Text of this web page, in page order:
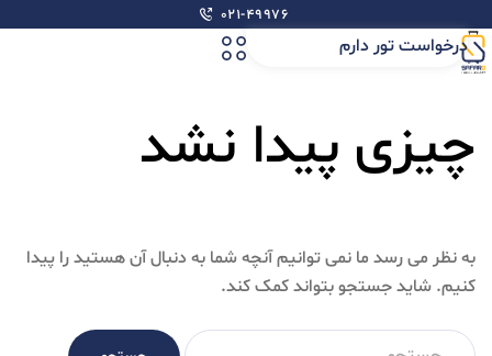
۰۲۱-۴۹۹۷۶
درخواست تور دارم
چیزی پیدا نشد
به نظر می رسد ما نمی توانیم آنچه شما به دنبال آن هستید را پیدا
کنیم. شاید جستجو بتواند کمک کند.